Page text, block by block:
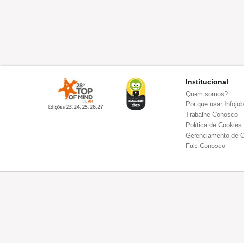
Institucional
Quem somos?
Por que usar
Trabalhe Conosco
Política de Cookies
Gerenciamento de
Fale Conosco